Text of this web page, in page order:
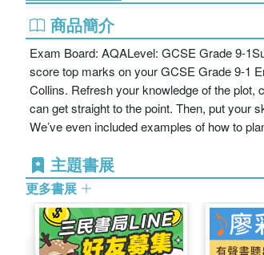
商品簡介
Exam Board: AQALevel: GCSE Grade 9-
score top marks on your GCSE Grade 9-1
Collins. Refresh your knowledge of the
can get straight to the point. Then, put your
We’ve even included examples of how to
主題書展
更多書展